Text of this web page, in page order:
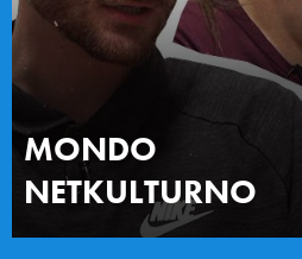
MONDO
NETKULTURNO